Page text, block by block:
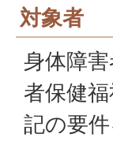
対象者
身体障
者保健
記の要